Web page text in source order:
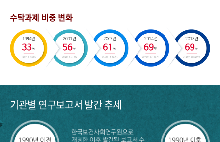
수탁과제 비중 변화
기관별 연구보고서 발간 추세